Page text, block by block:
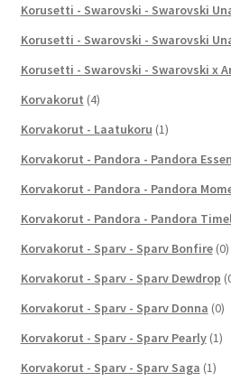
Korusetti - Swarovski - Swarovski
Korusetti - Swarovski - Swarovski
Korusetti - Swarovski - Swarovski x
Korvakorut (4)
Korvakorut - Laatukoru (1)
Korvakorut - Pandora - Pandora
Korvakorut - Pandora - Pandora
Korvakorut - Pandora - Pandora
Korvakorut - Sparv - Sparv Bonfire (0)
Korvakorut - Sparv - Sparv Dewdrop
Korvakorut - Sparv - Sparv Donna (0)
Korvakorut - Sparv - Sparv Pearly (1)
Korvakorut - Sparv - Sparv Saga (1)